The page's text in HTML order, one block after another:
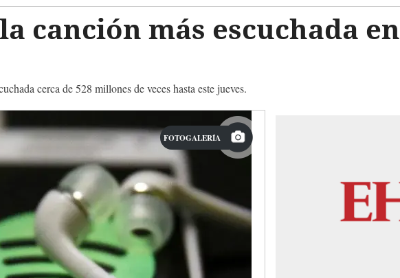
canción más escuchada en
cerca de 528 millones de veces hasta este jueves.
FOTOGALERÍA